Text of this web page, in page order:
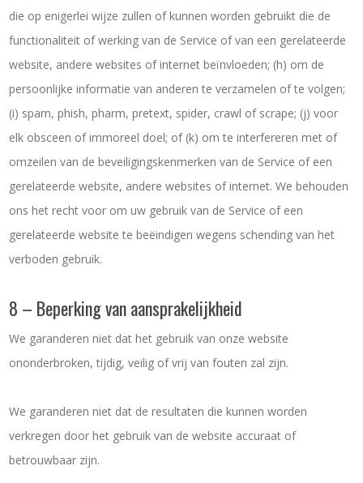
die op enigerlei wijze zullen of kunnen worden gebruikt die de
functionaliteit of werking van de Service of van een gerelateerde
website, andere websites of internet beïnvloeden; (h) om de
persoonlijke informatie van anderen te verzamelen of te volgen;
(i) spam, phish, pharm, pretext, spider, crawl of scrape; (j) voor
elk obsceen of immoreel doel; of (k) om te interfereren met of
omzeilen van de beveiligingskenmerken van de Service of een
gerelateerde website, andere websites of internet. We behouden
ons het recht voor om uw gebruik van de Service of een
gerelateerde website te beëindigen wegens schending van het
verboden gebruik.
8 – Beperking van aansprakelijkheid
We garanderen niet dat het gebruik van onze website
ononderbroken, tijdig, veilig of vrij van fouten zal zijn.
We garanderen niet dat de resultaten die kunnen worden
verkregen door het gebruik van de website accuraat of
betrouwbaar zijn.